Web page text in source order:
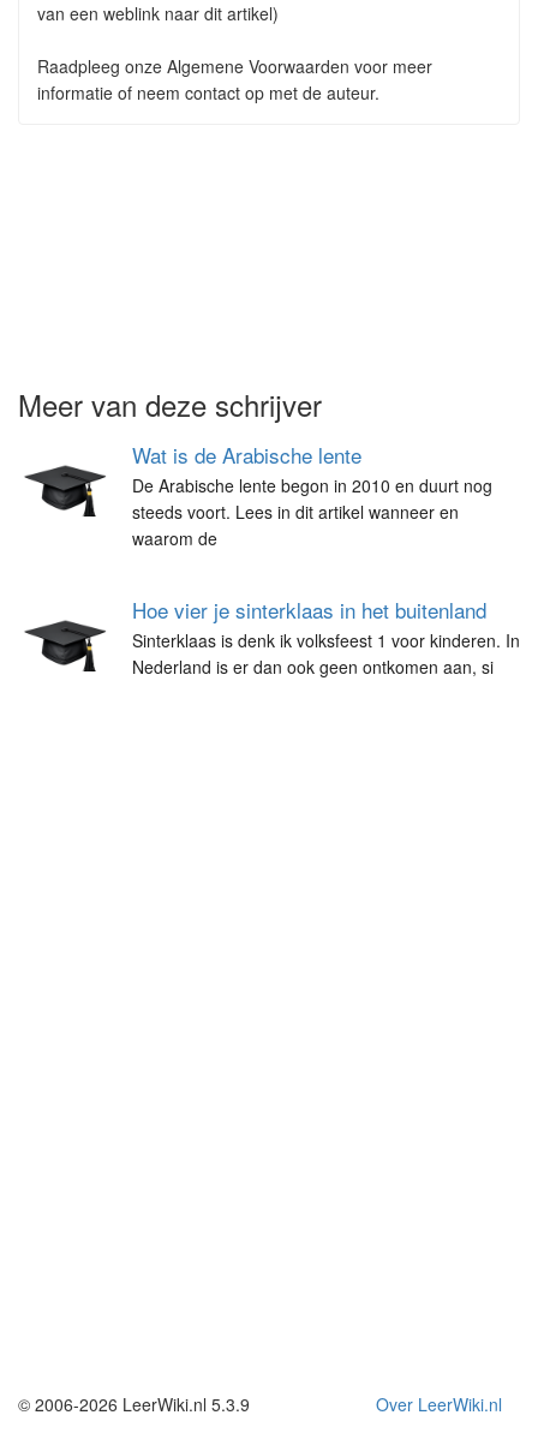
van een weblink naar dit artikel)
Raadpleeg onze Algemene Voorwaarden voor meer
informatie of neem contact op met de auteur.
Meer van deze schrijver
Wat is de Arabische lente
De Arabische lente begon in 2010 en duurt nog
steeds voort. Lees in dit artikel wanneer en
waarom de
Hoe vier je sinterklaas in het buitenland
Sinterklaas is denk ik volksfeest 1 voor kinderen. In
Nederland is er dan ook geen ontkomen aan, si
Over LeerWiki.nl
© 2006-2026 LeerWiki.nl 5.3.9